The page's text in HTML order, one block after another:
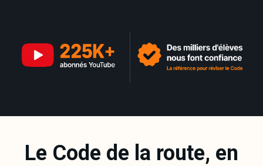
Le Code de la route, en